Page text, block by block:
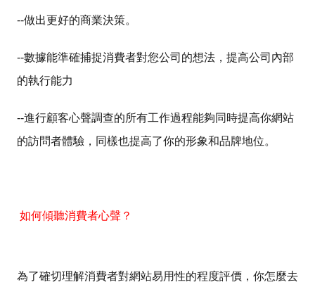
--做出更好的商業決策。
--數據能準確捕捉消費者對您公司的想法，提高公司內部
的執行能力
--進行顧客心聲調查的所有工作過程能夠同時提高你網站
的訪問者體驗，同樣也提高了你的形象和品牌地位。
如何傾聽消費者心聲？
為了確切理解消費者對網站易用性的程度評價，你怎麼去